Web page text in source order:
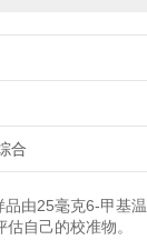
合
品由25毫克6-甲基
自己的校准物。